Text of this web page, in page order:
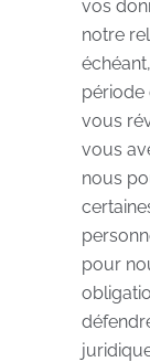
vos
notre
période
vous
vous
nous
pour